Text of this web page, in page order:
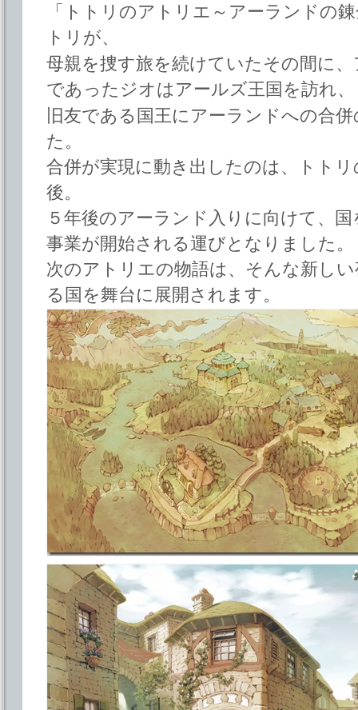
「トトリのアトリエ～アーランドの
トリが、
母親を捜す旅を続けていたその間に
であったジオはアールズ王国を訪れ、
旧友である国王にアーランドへの合
た。
合併が実現に動き出したのは、トト
後。
５年後のアーランド入りに向けて、
事業が開始される運びとなりました。
次のアトリエの物語は、そんな新し
る国を舞台に展開されます。